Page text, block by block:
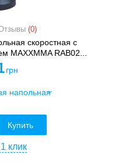
(0)
скоростная с
MAXXMMA RAB02...
грн
Купить
клик